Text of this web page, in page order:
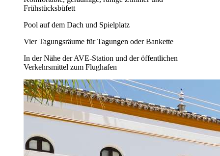
Frühstücksbüfett
Pool auf dem Dach und Spielplatz
Vier Tagungsräume für Tagungen oder Bankette
In der Nähe der AVE-Station und der öffentlichen
Verkehrsmittel zum Flughafen